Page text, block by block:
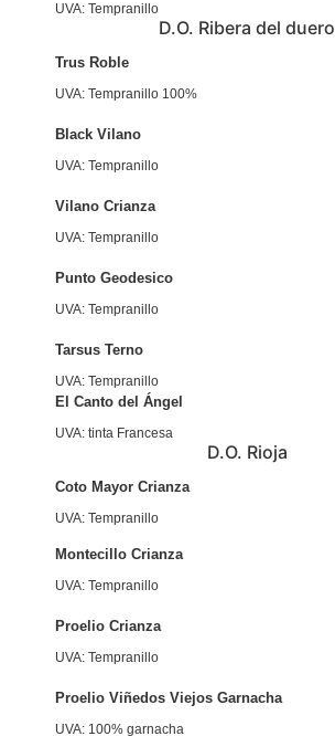
UVA: Tempranillo
D.O. Ribera del duero
Trus Roble
UVA: Tempranillo 100%
Black Vilano
UVA: Tempranillo
Vilano Crianza
UVA: Tempranillo
Punto Geodesico
UVA: Tempranillo
Tarsus Terno
UVA: Tempranillo
El Canto del Ángel
UVA: tinta Francesa
D.O. Rioja
Coto Mayor Crianza
UVA: Tempranillo
Montecillo Crianza
UVA: Tempranillo
Proelio Crianza
UVA: Tempranillo
Proelio Viñedos Viejos Garnacha
UVA: 100% garnacha